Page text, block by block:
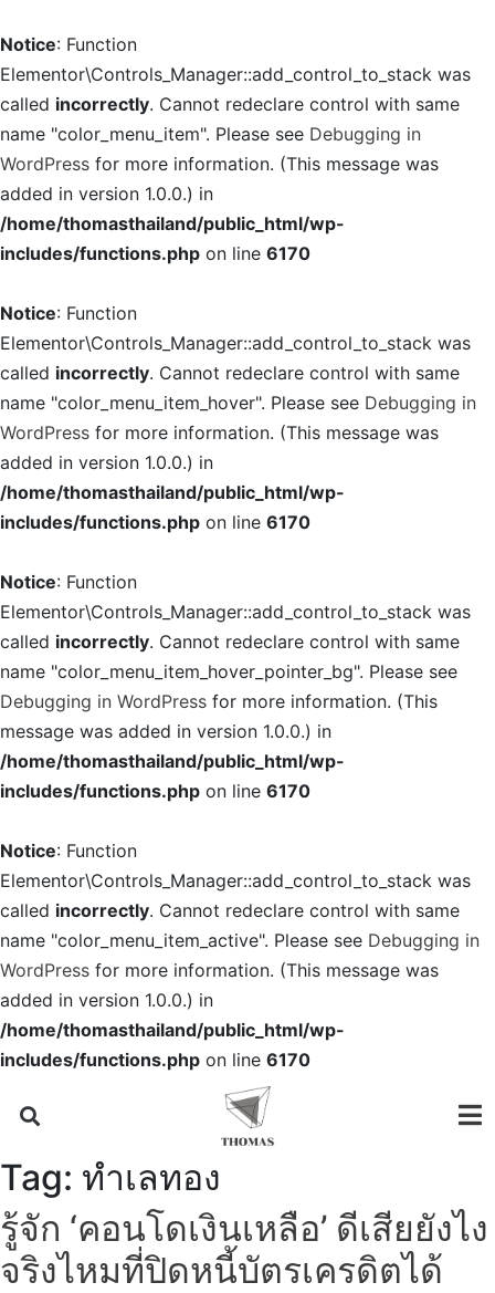
Notice: Function
Elementor\Controls_Manager::add_control_to_stack was
called incorrectly. Cannot redeclare control with same
name "color_menu_item". Please see Debugging in
WordPress for more information. (This message was
added in version 1.0.0.) in
/home/thomasthailand/public_html/wp-
includes/functions.php on line 6170
Notice: Function
Elementor\Controls_Manager::add_control_to_stack was
called incorrectly. Cannot redeclare control with same
name "color_menu_item_hover". Please see Debugging in
WordPress for more information. (This message was
added in version 1.0.0.) in
/home/thomasthailand/public_html/wp-
includes/functions.php on line 6170
Notice: Function
Elementor\Controls_Manager::add_control_to_stack was
called incorrectly. Cannot redeclare control with same
name "color_menu_item_hover_pointer_bg". Please see
Debugging in WordPress for more information. (This
message was added in version 1.0.0.) in
/home/thomasthailand/public_html/wp-
includes/functions.php on line 6170
Notice: Function
Elementor\Controls_Manager::add_control_to_stack was
called incorrectly. Cannot redeclare control with same
name "color_menu_item_active". Please see Debugging in
WordPress for more information. (This message was
added in version 1.0.0.) in
/home/thomasthailand/public_html/wp-
includes/functions.php on line 6170
Tag: ทำเลทอง
รู้จัก ‘คอนโดเงินเหลือ’ ดีเสียยังไง
จริงไหมที่ปิดหนี้บัตรเครดิตได้